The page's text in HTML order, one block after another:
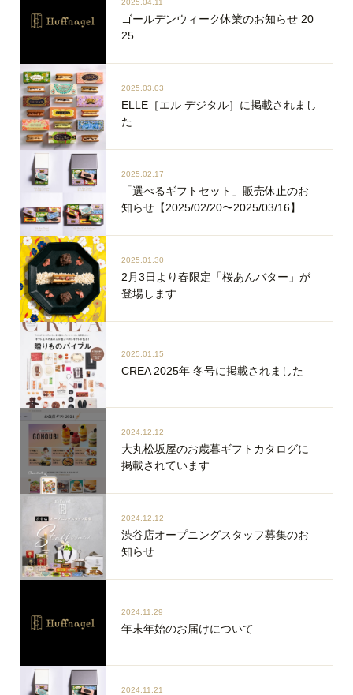
ゴールデンウィーク休業のお知らせ 20
25
2025.03.03
ELLE［エル デジタル］に掲載されまし
た
2025.02.17
「選べるギフトセット」販売休止のお
知らせ【2025/02/20〜2025/03/16】
2025.01.30
2月3日より春限定「桜あんバター」が
登場します
2025.01.15
CREA 2025年 冬号に掲載されました
2024.12.12
大丸松坂屋のお歳暮ギフトカタログに
掲載されています
2024.12.12
渋谷店オープニングスタッフ募集のお
知らせ
2024.11.29
年末年始のお届けについて
2024.11.21